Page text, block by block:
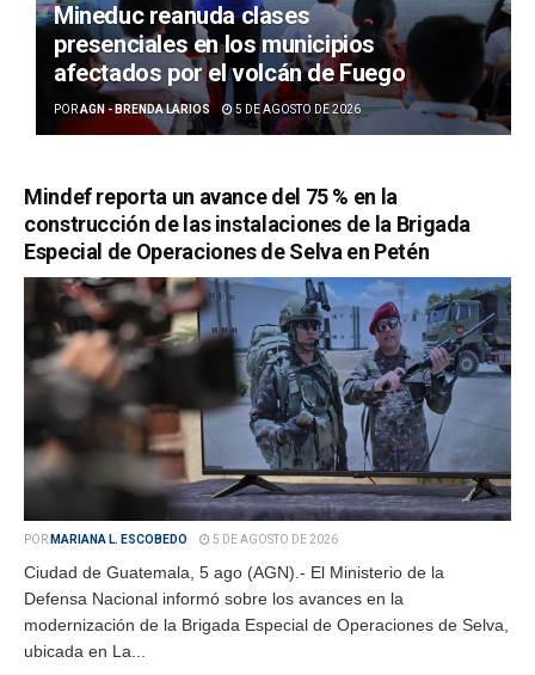
Mineduc reanuda clases
presenciales en los municipios
afectados por el volcán de Fuego
PORAGN - BRENDA LARIOS 5 DE AGOSTO DE 2026
Mindef reporta un avance del 75 % en la
construcción de las instalaciones de la Brigada
Especial de Operaciones de Selva en Petén
POR MARIANA L. ESCOBEDO 5 DE AGOSTO DE 2026
Ciudad de Guatemala, 5 ago (AGN).- El Ministerio de la
Defensa Nacional informó sobre los avances en la
modernización de la Brigada Especial de Operaciones de Selva,
ubicada en La...